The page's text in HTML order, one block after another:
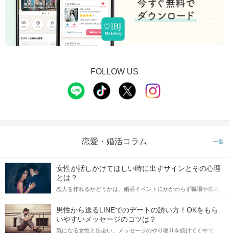
FOLLOW US
恋愛・婚活コラム 一覧
女性が話しかけてほしい時に出すサインとその心理
とは？
恋人を作れるかどうかは、婚活イベントにかかわらず職場や飲み
てアプローチできるかにも左右されます。 これから恋人作りを本
格的に始めようとしている方は、女性が異性を求めて出すサイン
をしっかりと理解し、正しい行動に移せるかどうかが重要。 この
男性から送るLINEでのデートの誘い方！OKをもら
いやすいメッセージのコツは？
気になる女性と出会い、メッセージのやり取りを続けてく中で